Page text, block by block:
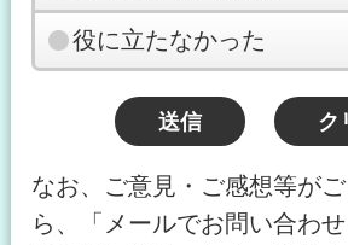
役に立たなかった
なお、ご意見・ご感想等が
ら、「メールでお問い合わ